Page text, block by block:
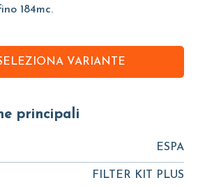
184mc.
VARIANTE
principali
ESPA
FILTER KIT PLUS